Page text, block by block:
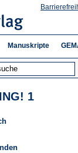
Manuskripte
1